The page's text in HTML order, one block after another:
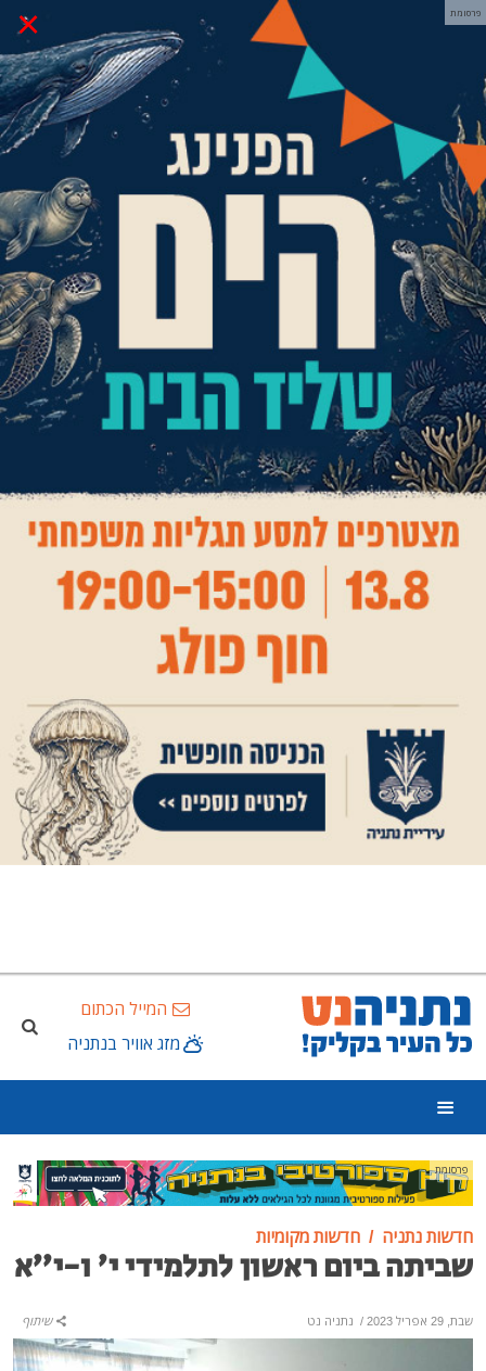
× פרסומת
המייל הכתום
מזג אוויר בנתניה
פרסומת
חדשות נתניה חדשות מקומיות
שביתה ביום ראשון לתלמידי י’ ו-י’’א
שבת, 29 אפריל 2023 / נתניה נט שיתוף